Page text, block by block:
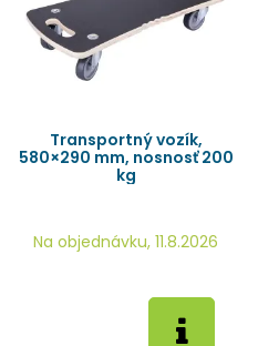
Transportný vozík,
580×290 mm, nosnosť 200
kg
Na objednávku, 11.8.2026